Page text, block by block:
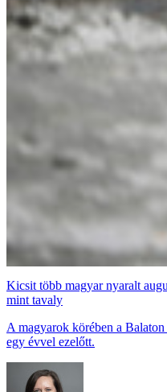
Kicsit több magyar nyaralt
mint tavaly
A magyarok körében a
egy évvel ezelőtt.